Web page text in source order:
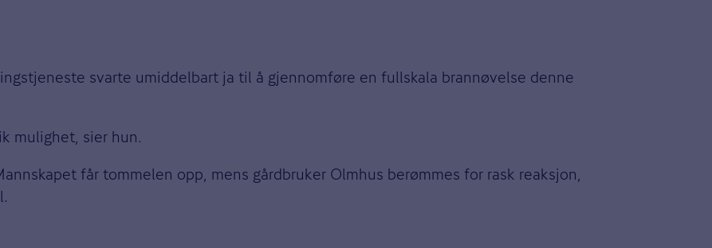
svarte umiddelbart ja til å gjennomføre en fullskala brannøvelse denne
mulighet, sier hun.
får tommelen opp, mens gårdbruker Olmhus berømmes for rask reaksjon,